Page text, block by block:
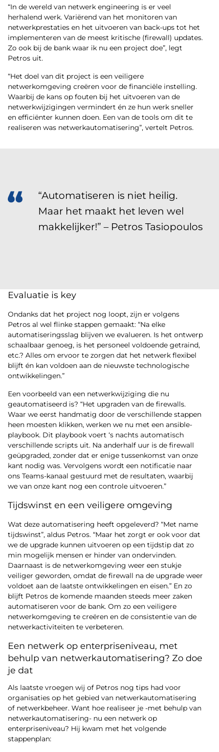
“In de wereld van netwerk engineering is er veel
herhalend werk. Variërend van het monitoren van
netwerkprestaties en het uitvoeren van back-ups tot het
implementeren van de meest kritische (firewall) updates.
Zo ook bij de bank waar ik nu een project doe”, legt
Petros uit.
“Het doel van dit project is een veiligere
netwerkomgeving creëren voor de financiële instelling.
Waarbij de kans op fouten bij het uitvoeren van de
netwerkwijzigingen vermindert én ze hun werk sneller
en efficiënter kunnen doen. Een van de tools om dit te
realiseren was netwerkautomatisering”, vertelt Petros.
“Automatiseren is niet heilig.
Maar het maakt het leven wel
makkelijker!” – Petros Tasiopoulos
Evaluatie is key
Ondanks dat het project nog loopt, zijn er volgens
Petros al wel flinke stappen gemaakt: “Na elke
automatiseringsslag blijven we evalueren. Is het ontwerp
schaalbaar genoeg, is het personeel voldoende getraind,
etc.? Alles om ervoor te zorgen dat het netwerk flexibel
blijft én kan voldoen aan de nieuwste technologische
ontwikkelingen.”
Een voorbeeld van een netwerkwijziging die nu
geautomatiseerd is? “Het upgraden van de firewalls.
Waar we eerst handmatig door de verschillende stappen
heen moesten klikken, werken we nu met een ansible-
playbook. Dit playbook voert ‘s nachts automatisch
verschillende scripts uit. Na anderhalf uur is de firewall
geüpgraded, zonder dat er enige tussenkomst van onze
kant nodig was. Vervolgens wordt een notificatie naar
ons Teams-kanaal gestuurd met de resultaten, waarbij
we van onze kant nog een controle uitvoeren.”
Tijdswinst en een veiligere omgeving
Wat deze automatisering heeft opgeleverd? “Met name
tijdswinst”, aldus Petros. “Maar het zorgt er ook voor dat
we de upgrade kunnen uitvoeren op een tijdstip dat zo
min mogelijk mensen er hinder van ondervinden.
Daarnaast is de netwerkomgeving weer een stukje
veiliger geworden, omdat de firewall na de upgrade weer
voldoet aan de laatste ontwikkelingen en eisen.” En zo
blijft Petros de komende maanden steeds meer zaken
automatiseren voor de bank. Om zo een veiligere
netwerkomgeving te creëren en de consistentie van de
netwerkactiviteiten te verbeteren.
Een netwerk op enterpriseniveau, met
behulp van netwerkautomatisering? Zo doe
je dat
Als laatste vroegen wij of Petros nog tips had voor
organisaties op het gebied van netwerkautomatisering
of netwerkbeheer. Want hoe realiseer je -met behulp van
netwerkautomatisering- nu een netwerk op
enterpriseniveau? Hij kwam met het volgende
stappenplan: